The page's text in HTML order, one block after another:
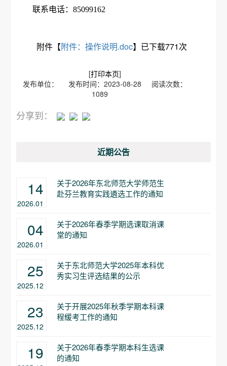
联系电话：85099162
附件【附件：操作说明.doc】已下载771次
[打印本页]
发布单位： 发布时间：2023-08-28 阅读次数：
1089
分享到：
近期公告
14
2026.01
关于2026年东北师范大学师范生
赴芬兰教育实践遴选工作的通知
04
2026.01
关于2026年春季学期选课取消课
堂的通知
25
2025.12
关于东北师范大学2025年本科优
秀实习生评选结果的公示
23
2025.12
关于开展2025年秋季学期本科课
程缓考工作的通知
19
关于2026年春季学期本科生选课
的通知